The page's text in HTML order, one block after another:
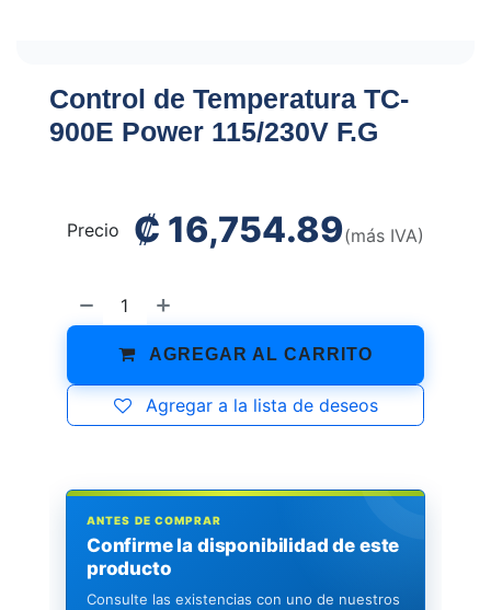
Control de Temperatura TC-
900E Power 115/230V F.G
AGREGAR AL CARRITO
Agregar a la lista de deseos
Precio ₡ 16,754.89(más IVA)
ANTES DE COMPRAR
Confirme la disponibilidad de este
producto
Consulte las existencias con uno de nuestros